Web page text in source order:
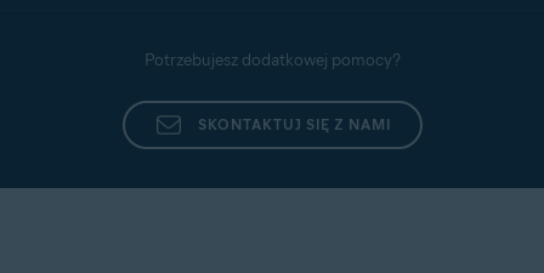
Potrzebujesz dodatkowej pomocy?
SKONTAKTUJ SIĘ Z NAMI